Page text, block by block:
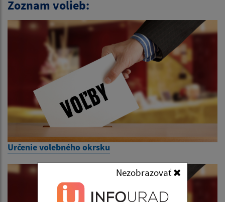
Nezobrazovať
Zoznam volieb:
Určenie volebného okrsku